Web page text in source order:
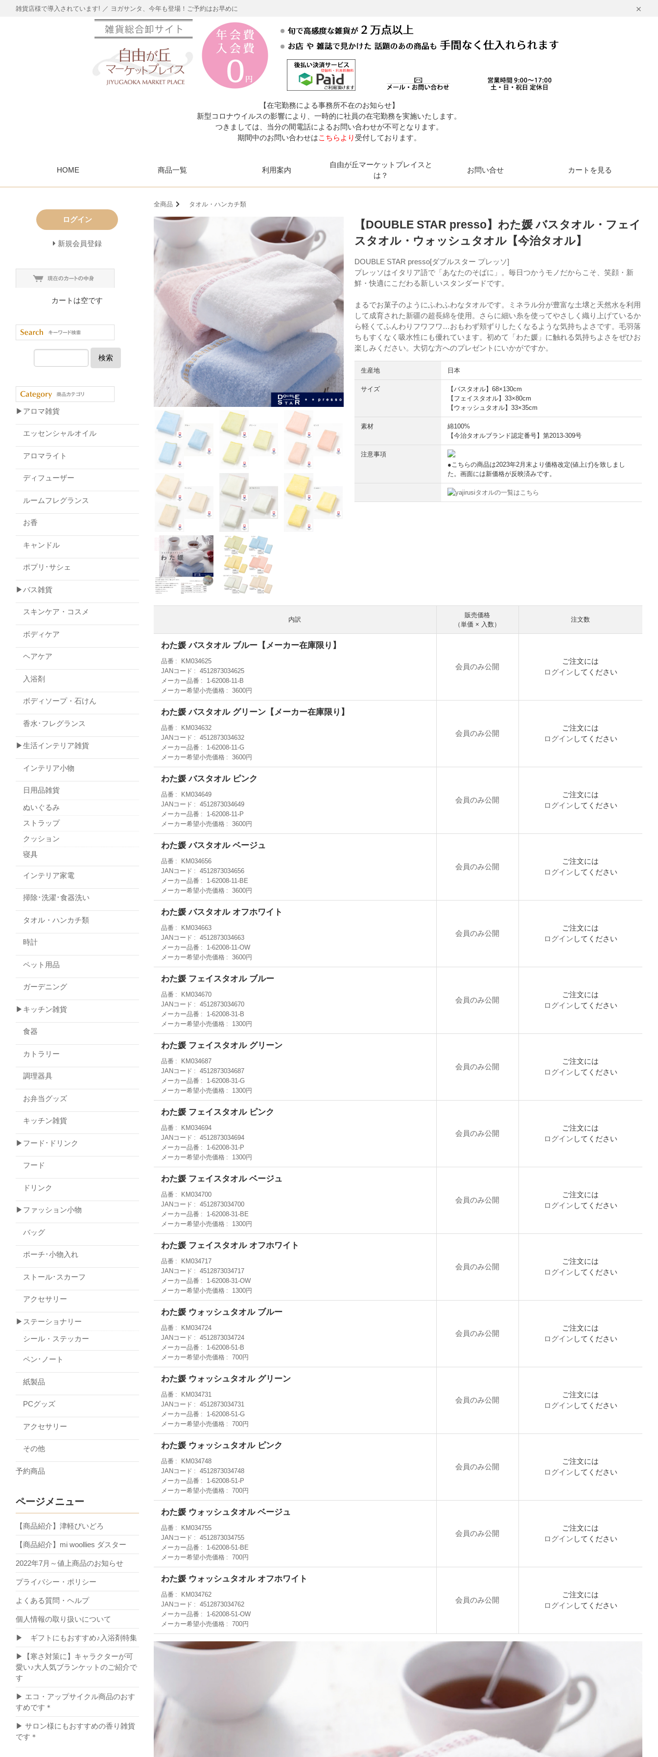
雑貨店様で導入されています! ／ ヨガサンタ、今年も登場！ご予約はお早めに
【在宅勤務による事務所不在のお知らせ】
新型コロナウイルスの影響により、一時的に社員の在宅勤務を実施いたします。
つきましては、当分の間電話によるお問い合わせが不可となります。
期間中のお問い合わせはこちらより 受付しております。
HOME 商品一覧 利用案内
自由が丘マーケットプレイスと
は？
お問い合せ カートを見る
全商品 タオル・ハンカチ類
【DOUBLE STAR presso】わた媛 バスタオル・フェイ
スタオル・ウォッシュタオル【今治タオル】
DOUBLE STAR presso[ダブルスター プレッソ]
プレッソはイタリア語で「あなたのそばに」。毎日つかうモノだからこそ、笑顔・新
鮮・快適にこだわる新しいスタンダードです。
まるでお菓子のようにふわふわなタオルです。ミネラル分が豊富な土壌と天然水を利用
して成育された新疆の超長綿を使用。さらに細い糸を使ってやさしく織り上げているか
ら軽くてふんわりフワフワ…おもわず頬ずりしたくなるような気持ちよさです。毛羽落
ちもすくなく吸水性にも優れています。初めて「わた媛」に触れる気持ちよさをぜひお
楽しみください。大切な方へのプレゼントにいかがですか。
生産地 日本
サイズ
【バスタオル】68×130cm
【フェイスタオル】33×80cm
【ウォッシュタオル】33×35cm
素材
綿100%
【今治タオルブランド認定番号】第2013-309号
注意事項
●こちらの商品は2023年2月末より価格改定(値上げ)を致しまし
た。画面には新価格が反映済みです。
タオルの一覧はこちら
内訳
販売価格
（単価 × 入数）
注文数
わた媛 バスタオル ブルー【メーカー在庫限り】
品番
KM034625
JANコード
4512873034625
メーカー品番
1-62008-11-B
メーカー希望小売価格
3600円
会員のみ公開
ご注文には
ログイン してください
わた媛 バスタオル グリーン【メーカー在庫限り】
品番
KM034632
JANコード
4512873034632
メーカー品番
1-62008-11-G
メーカー希望小売価格
3600円
会員のみ公開
ご注文には
ログイン してください
わた媛 バスタオル ピンク
品番
KM034649
JANコード
4512873034649
メーカー品番
1-62008-11-P
メーカー希望小売価格
3600円
会員のみ公開
ご注文には
ログイン してください
わた媛 バスタオル ベージュ
品番
KM034656
JANコード
4512873034656
メーカー品番
1-62008-11-BE
メーカー希望小売価格
3600円
会員のみ公開
ご注文には
ログイン してください
わた媛 バスタオル オフホワイト
品番
KM034663
JANコード
4512873034663
メーカー品番
1-62008-11-OW
メーカー希望小売価格
3600円
会員のみ公開
ご注文には
ログイン してください
わた媛 フェイスタオル ブルー
品番
KM034670
JANコード
4512873034670
メーカー品番
1-62008-31-B
メーカー希望小売価格
1300円
会員のみ公開
ご注文には
ログイン してください
わた媛 フェイスタオル グリーン
品番
KM034687
JANコード
4512873034687
メーカー品番
1-62008-31-G
メーカー希望小売価格
1300円
会員のみ公開
ご注文には
ログイン してください
わた媛 フェイスタオル ピンク
品番
KM034694
JANコード
4512873034694
メーカー品番
1-62008-31-P
メーカー希望小売価格
1300円
会員のみ公開
ご注文には
ログイン してください
わた媛 フェイスタオル ベージュ
品番
KM034700
JANコード
4512873034700
メーカー品番
1-62008-31-BE
メーカー希望小売価格
1300円
会員のみ公開
ご注文には
ログイン してください
わた媛 フェイスタオル オフホワイト
品番
KM034717
JANコード
4512873034717
メーカー品番
1-62008-31-OW
メーカー希望小売価格
1300円
会員のみ公開
ご注文には
ログイン してください
わた媛 ウォッシュタオル ブルー
品番
KM034724
JANコード
4512873034724
メーカー品番
1-62008-51-B
メーカー希望小売価格
700円
会員のみ公開
ご注文には
ログイン してください
わた媛 ウォッシュタオル グリーン
品番
KM034731
JANコード
4512873034731
メーカー品番
1-62008-51-G
メーカー希望小売価格
700円
会員のみ公開
ご注文には
ログイン してください
わた媛 ウォッシュタオル ピンク
品番
KM034748
JANコード
4512873034748
メーカー品番
1-62008-51-P
メーカー希望小売価格
700円
会員のみ公開
ご注文には
ログイン してください
わた媛 ウォッシュタオル ベージュ
品番
KM034755
JANコード
4512873034755
メーカー品番
1-62008-51-BE
メーカー希望小売価格
700円
会員のみ公開
ご注文には
ログイン してください
わた媛 ウォッシュタオル オフホワイト
品番
KM034762
JANコード
4512873034762
メーカー品番
1-62008-51-OW
メーカー希望小売価格
700円
会員のみ公開
ご注文には
ログイン してください
ログイン
新規会員登録
カートは空です
検索
▶アロマ雑貨
エッセンシャルオイル
アロマライト
ディフューザー
ルームフレグランス
お香
キャンドル
ポプリ･サシェ
▶バス雑貨
スキンケア・コスメ
ボディケア
ヘアケア
入浴剤
ボディソープ・石けん
香水･フレグランス
▶生活インテリア雑貨
インテリア小物
日用品雑貨
ぬいぐるみ
ストラップ
クッション
寝具
インテリア家電
掃除･洗濯･食器洗い
タオル・ハンカチ類
時計
ペット用品
ガーデニング
▶キッチン雑貨
食器
カトラリー
調理器具
お弁当グッズ
キッチン雑貨
▶フード･ドリンク
フード
ドリンク
▶ファッション小物
バッグ
ポーチ･小物入れ
ストール･スカーフ
アクセサリー
▶ステーショナリー
シール・ステッカー
ペン･ノート
紙製品
PCグッズ
アクセサリー
その他
予約商品
ページメニュー
【商品紹介】津軽びいどろ
【商品紹介】mi woollies ダスター
2022年7月～値上商品のお知らせ
プライバシー・ポリシー
よくある質問・ヘルプ
個人情報の取り扱いについて
▶ ギフトにもおすすめ♪入浴剤特集
▶【寒さ対策に】キャラクターが可
愛い♪大人気ブランケットのご紹介で
す
▶ エコ・アップサイクル商品のおす
すめです＊
▶ サロン様にもおすすめの香り雑貨
です＊